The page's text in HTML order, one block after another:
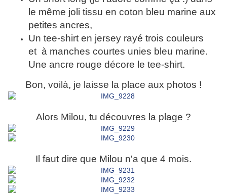
le même joli tissu en coton bleu marine aux
petites ancres,
Un tee-shirt en jersey rayé trois couleurs
et à manches courtes unies bleu marine.
Une ancre rouge décore le tee-shirt.
Bon, voilà, je laisse la place aux photos !
Alors Milou, tu découvres la plage ?
Il faut dire que Milou n'a que 4 mois.